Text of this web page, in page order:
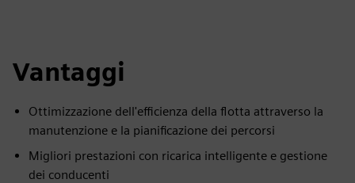
Vantaggi
Ottimizzazione dell'efficienza della flotta attraverso la
manutenzione e la pianificazione dei percorsi
Migliori prestazioni con ricarica intelligente e gestione
dei conducenti